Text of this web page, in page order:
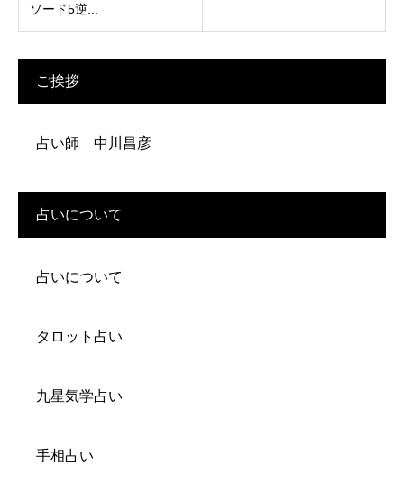
ソード5逆...
ご挨拶
占い師 中川昌彦
占いについて
占いについて
タロット占い
九星気学占い
手相占い